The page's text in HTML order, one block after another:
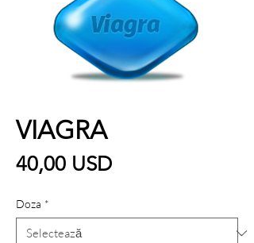
VIAGRA
40,00 USDPreț
Doza *